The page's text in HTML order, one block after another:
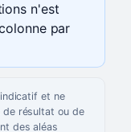
n'est
par
et ne
de résultat ou de
des aléas